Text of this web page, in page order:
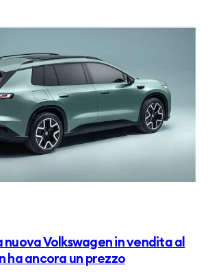
nuova Volkswagen in vendita al
ha ancora un prezzo